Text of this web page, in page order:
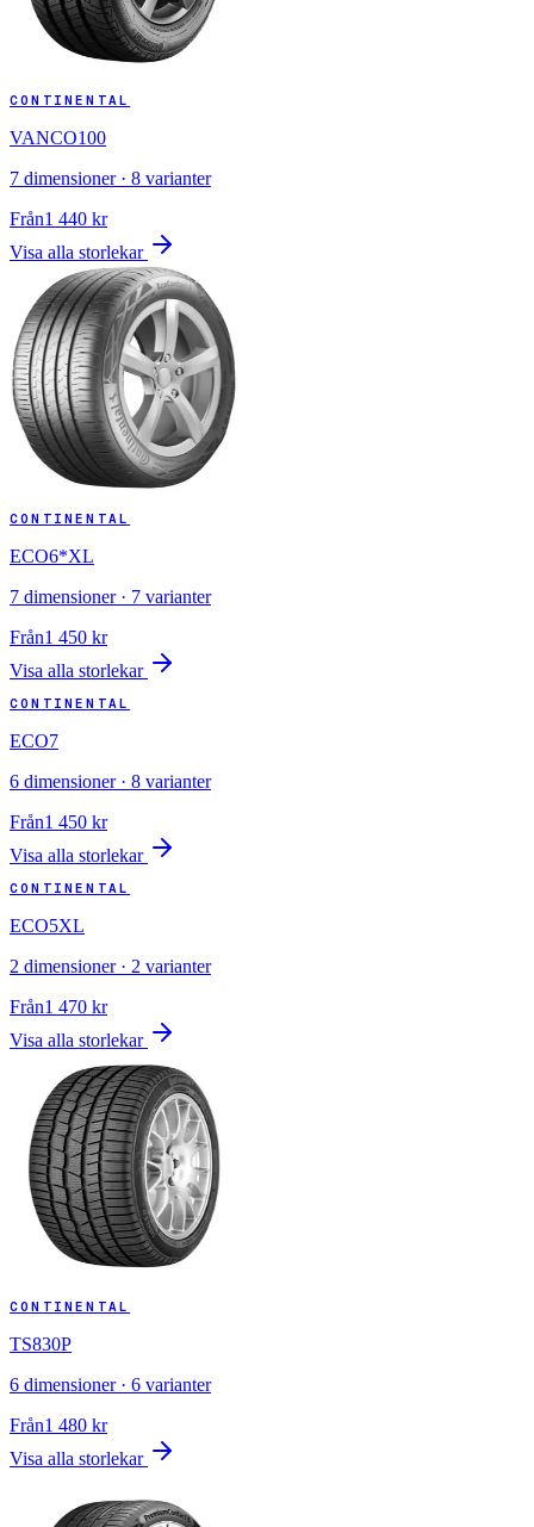
CONTINENTAL
VANCO100
7 dimensioner · 8 varianter
Från1 440 kr
Visa alla storlekar
CONTINENTAL
ECO6*XL
7 dimensioner · 7 varianter
Från1 450 kr
Visa alla storlekar
CONTINENTAL
ECO7
6 dimensioner · 8 varianter
Från1 450 kr
Visa alla storlekar
CONTINENTAL
ECO5XL
2 dimensioner · 2 varianter
Från1 470 kr
Visa alla storlekar
CONTINENTAL
TS830P
6 dimensioner · 6 varianter
Från1 480 kr
Visa alla storlekar